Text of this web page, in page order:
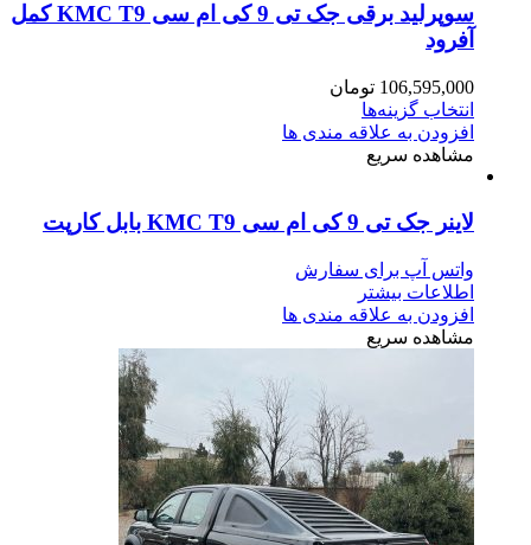
سوپرلید برقی جک تی 9 کی ام سی KMC T9 کمل
آفرود
106,595,000 تومان
انتخاب گزینه‌ها
افزودن به علاقه مندی ها
مشاهده سریع
لاینر جک تی 9 کی ام سی KMC T9 بابل کارپت
واتس آپ برای سفارش
اطلاعات بیشتر
افزودن به علاقه مندی ها
مشاهده سریع